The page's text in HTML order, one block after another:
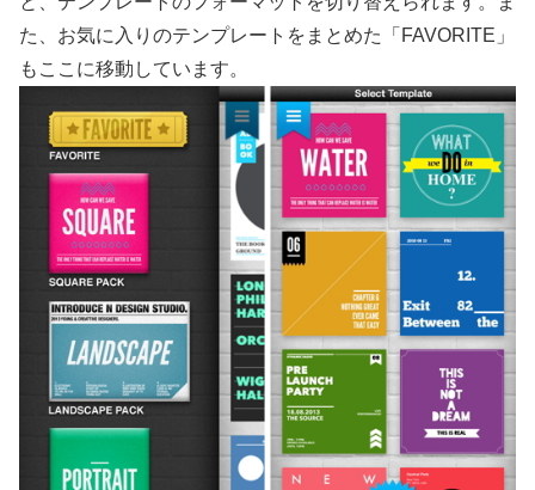
た、お気に入りのテンプレートをまとめた「FAVORITE」
もここに移動しています。